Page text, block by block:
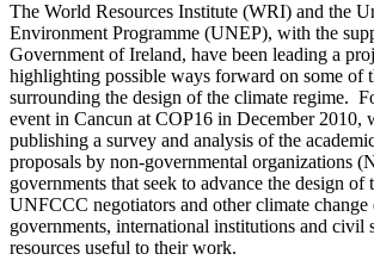
The World Resources Institute (WRI) and the
Environment Programme (UNEP), with the
Government of Ireland, have been leading a
highlighting possible ways forward on some of
surrounding the design of the climate regime.
event in Cancun at COP16 in December 2010,
publishing a survey and analysis of the
proposals by non-governmental organizations
governments that seek to advance the design of
UNFCCC negotiators and other climate
governments, international institutions and civil
resources useful to their work.